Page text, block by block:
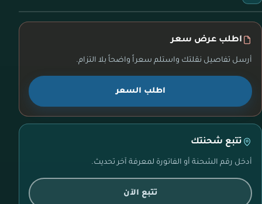
اطلب عرض سعر
أرسل تفاصيل نقلتك واستلم سعراً واضحاً بلا التزام.
اطلب السعر
تتبع شحنتك
أدخل رقم الشحنة أو الفاتورة لمعرفة آخر تحديث.
تتبع الآن